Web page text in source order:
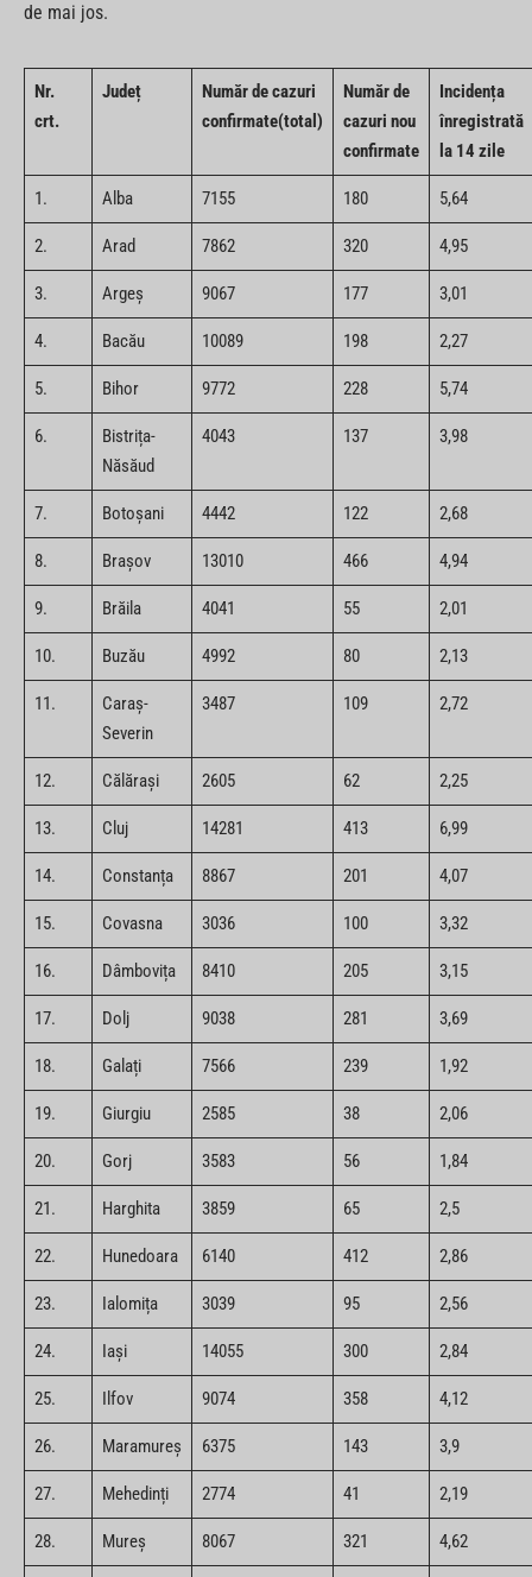
de mai jos.
Nr.
crt.
Județ
Număr de cazuri
confirmate(total)
Număr de
cazuri nou
confirmate
Incidența
înregistrată
la 14 zile
1. Alba 7155 180 5,64
2. Arad 7862 320 4,95
3. Argeș 9067 177 3,01
4. Bacău 10089 198 2,27
5. Bihor 9772 228 5,74
6.
Bistrița-
Năsăud
4043 137 3,98
7. Botoșani 4442 122 2,68
8. Brașov 13010 466 4,94
9. Brăila 4041 55 2,01
10. Buzău 4992 80 2,13
11.
Caraș-
Severin
3487 109 2,72
12. Călărași 2605 62 2,25
13. Cluj 14281 413 6,99
14. Constanța 8867 201 4,07
15. Covasna 3036 100 3,32
16. Dâmbovița 8410 205 3,15
17. Dolj 9038 281 3,69
18. Galați 7566 239 1,92
19. Giurgiu 2585 38 2,06
20. Gorj 3583 56 1,84
21. Harghita 3859 65 2,5
22. Hunedoara 6140 412 2,86
23. Ialomița 3039 95 2,56
24. Iași 14055 300 2,84
25. Ilfov 9074 358 4,12
26. Maramureș 6375 143 3,9
27. Mehedinți 2774 41 2,19
28. Mureș 8067 321 4,62